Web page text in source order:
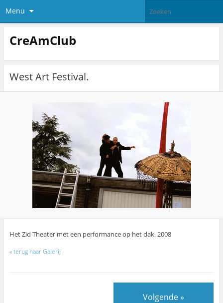
Menu
CreAmClub
West Art Festival.
Het Zid Theater met een performance op het dak. 2008
«terug naar Galerij
Volgende »